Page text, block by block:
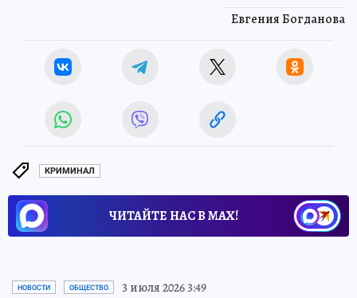
Евгения Богданова
КРИМИНАЛ
ЧИТАЙТЕ НАС В МАХ!
НОВОСТИ ОБЩЕСТВО 3 июля 2026 3:49